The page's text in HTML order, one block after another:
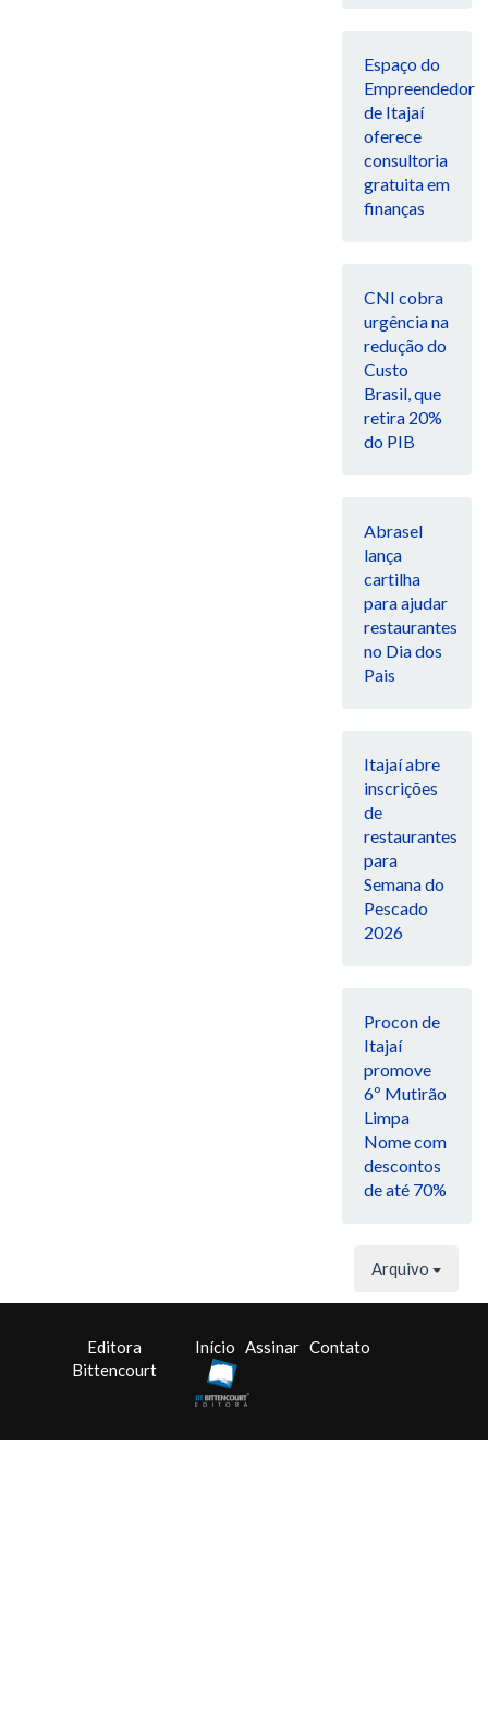
Espaço do
Empreendedor
de Itajaí
oferece
consultoria
gratuita em
finanças
CNI cobra
urgência na
redução do
Custo
Brasil, que
retira 20%
do PIB
Abrasel
lança
cartilha
para ajudar
restaurantes
no Dia dos
Pais
Itajaí abre
inscrições
de
restaurantes
para
Semana do
Pescado
2026
Procon de
Itajaí
promove
6º Mutirão
Limpa
Nome com
descontos
de até 70%
Arquivo
Editora
Bittencourt
Início Assinar Contato